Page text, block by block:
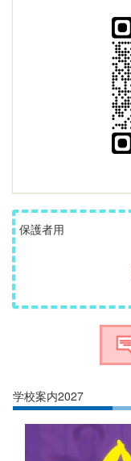
保護者用
学校案内2027